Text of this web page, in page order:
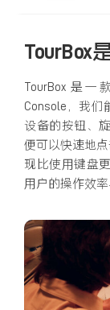
TourBox
TourBox 是一
Console，我们
设备的按钮、
便可以快速地
现比使用键盘
用户的操作效率